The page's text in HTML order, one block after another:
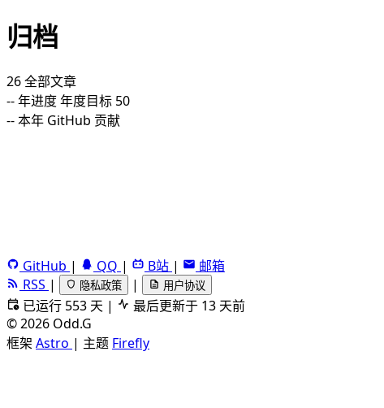
归档
26全部文章
--年进度年度目标 50
--本年 GitHub 贡献
GitHub | QQ | B站 |
邮箱
RSS | 隐私政策 | 用户协议
已运行 553 天 |
最后更新于 13 天前
©2026 Odd.G
框架 Astro | 主题 Firefly